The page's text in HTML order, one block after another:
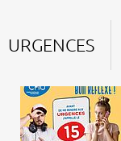
URGENCES